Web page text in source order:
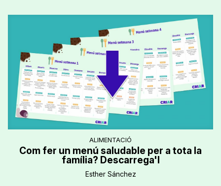
ALIMENTACIÓ
Com fer un menú saludable per a tota la
família? Descarrega'l
Esther Sánchez